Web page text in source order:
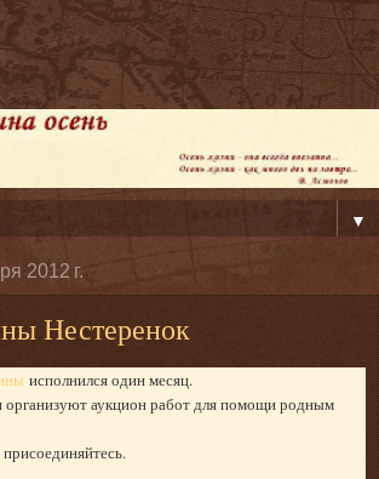
▼
2012 г.
Нестеренок
исполнился один месяц.
организуют аукцион работ для помощи родным